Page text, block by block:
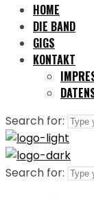
HOME
DIE BAND
GIGS
KONTAKT
Search for:
Search for: